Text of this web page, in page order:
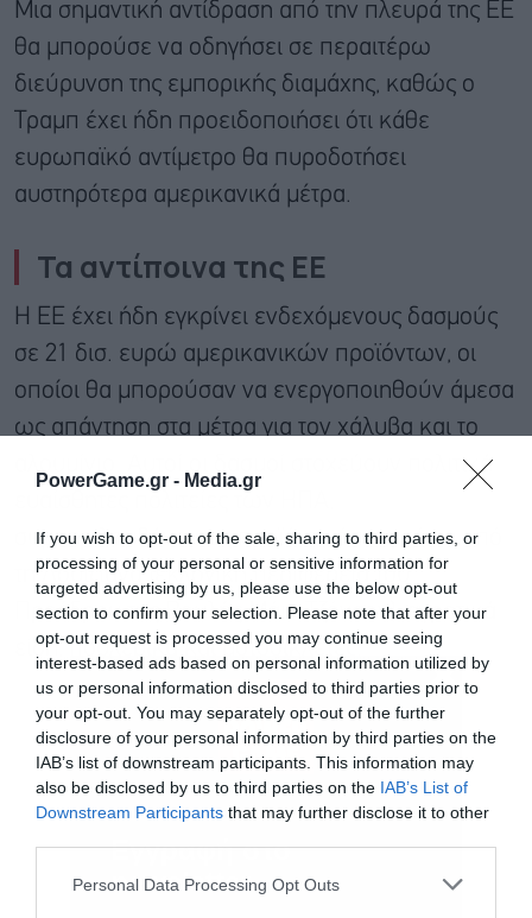
PowerGame.gr - Media.gr
If you wish to opt-out of the sale, sharing to third parties, or
processing of your personal or sensitive information for
targeted advertising by us, please use the below opt-out
section to confirm your selection. Please note that after your
opt-out request is processed you may continue seeing
interest-based ads based on personal information utilized by
us or personal information disclosed to third parties prior to
your opt-out. You may separately opt-out of the further
disclosure of your personal information by third parties on the
IAB’s list of downstream participants. This information may
also be disclosed by us to third parties on the IAB’s List of
Downstream Participants that may further disclose it to other
Personal Data Processing Opt Outs
Μια σημαντική αντίδραση από την πλευρά της ΕΕ
θα μπορούσε να οδηγήσει σε περαιτέρω
διεύρυνση της εμπορικής διαμάχης, καθώς ο
Τραμπ έχει ήδη προειδοποιήσει ότι κάθε
ευρωπαϊκό αντίμετρο θα πυροδοτήσει
αυστηρότερα αμερικανικά μέτρα.
Τα αντίποινα της ΕΕ
Η ΕΕ έχει ήδη εγκρίνει ενδεχόμενους δασμούς
σε 21 δισ. ευρώ αμερικανικών προϊόντων, οι
οποίοι θα μπορούσαν να ενεργοποιηθούν άμεσα
ως απάντηση στα μέτρα για τον χάλυβα και το
αλουμίνιο. Αυτοί οι δασμοί στοχεύουν πολιτικά
συμπεριλαμβάνοντας προϊόντα όπως σόγια από
τη Λουιζιάνα (εκλογική περιφέρεια του
Προέδρου της Βουλής Μάικ Τζόνσον), αγροτικά
είδη, πουλερικά και μοτοσικλέτες.
Εγγραφή στο
newsletter